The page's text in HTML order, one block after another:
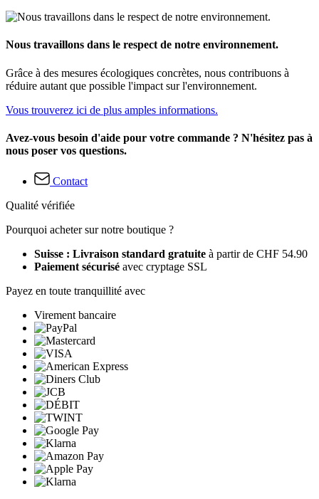
Nous travaillons dans le respect de notre environnement.
Grâce à des mesures écologiques concrètes, nous contribuons à
réduire autant que possible l'impact sur l'environnement.
Vous trouverez ici de plus amples informations.
Avez-vous besoin d'aide pour votre commande ? N'hésitez pas à
nous poser vos questions.
Contact
Qualité vérifiée
Pourquoi acheter sur notre boutique ?
Suisse : Livraison standard gratuite à partir de CHF 54.90
Paiement sécurisé avec cryptage SSL
Payez en toute tranquillité avec
Virement bancaire